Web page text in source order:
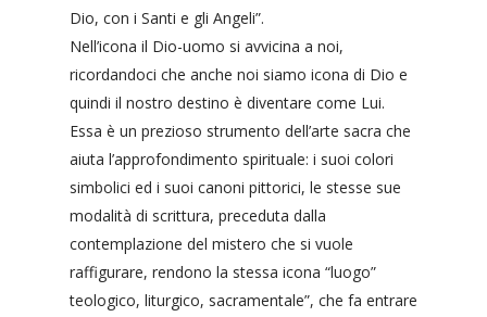
Dio, con i Santi e gli Angeli”.
Nell’icona il Dio-uomo si avvicina a noi,
ricordandoci che anche noi siamo icona di Dio e
quindi il nostro destino è diventare come Lui.
Essa è un prezioso strumento dell’arte sacra che
aiuta l’approfondimento spirituale: i suoi colori
simbolici ed i suoi canoni pittorici, le stesse sue
modalità di scrittura, preceduta dalla
contemplazione del mistero che si vuole
raffigurare, rendono la stessa icona “luogo”
teologico, liturgico, sacramentale”, che fa entrare